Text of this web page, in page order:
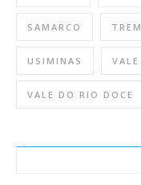
SAMARCO TREM
USIMINAS VALE
VALE DO RIO DOCE